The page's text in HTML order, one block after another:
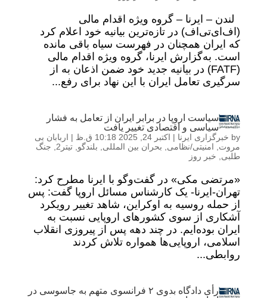
لندن – ایرنا – گروه ویژه اقدام مالی
(اف‌ای‌تی‌اف) در تازه‌ترین بیانیه خود اعلام کرد
که ایران همچنان در فهرست سیاه باقی مانده
است. به‌گزارش ایرنا، گروه ویژه اقدام مالی
(FATF) در بیانیه جدید خود ضمن اذعان به از
سرگیری تعامل ایران با این نهاد برای رفع...
سیاست‌ اروپا در برابر ایران از تعامل به فشار
سیاسی و اقتصادی تغییر یافت
by خبرگزاری ایرنا | اکتبر 24, 2025 10:18 ق.ظ | اربابان بی
مروت
امنیتی/نظامی بحران بین المللی بلندگو تیتر2
جنگ
طلبی
خبر روز
«مرتضی مکی» در گفت‌وگو با ایرنا مطرح کرد:
تهران-ایرنا- یک کارشناس مسائل اروپا گفت: پس
از حمله روسیه به اوکراین، شاهد تغییر رویکرد
آشکاری از سوی کشورهای اروپایی نسبت به
ایران بوده‌ایم. در چند دهه پس از پیروزی انقلاب
اسلامی، اروپایی‌ها همواره تلاش کردند
روابطی...
رأی دادگاه بدوی ۲ فرانسوی متهم به جاسوسی در